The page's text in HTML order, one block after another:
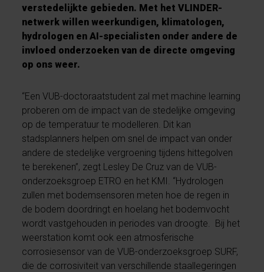
verstedelijkte gebieden. Met het VLINDER-
netwerk willen weerkundigen, klimatologen,
hydrologen en AI-specialisten onder andere de
invloed onderzoeken van de directe omgeving
op ons weer.
“Een VUB-doctoraatstudent zal met machine learning
proberen om de impact van de stedelijke omgeving
op de temperatuur te modelleren. Dit kan
stadsplanners helpen om snel de impact van onder
andere de stedelijke vergroening tijdens hittegolven
te berekenen”, zegt Lesley De Cruz van de VUB-
onderzoeksgroep ETRO en het KMI. “Hydrologen
zullen met bodemsensoren meten hoe de regen in
de bodem doordringt en hoelang het bodemvocht
wordt vastgehouden in periodes van droogte. ​ Bij het
weerstation komt ook een atmosferische
corrosiesensor van de VUB-onderzoeksgroep SURF,
die de corrosiviteit van verschillende staallegeringen